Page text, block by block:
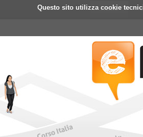
Questo sito utilizza cookie
Home